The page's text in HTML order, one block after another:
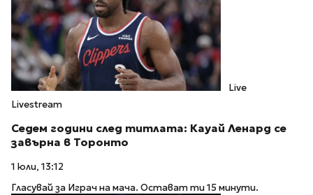
Live
Livestream
Седем години след титлата: Кауай Ленард се
завърна в Торонто
1 юли, 13:12
Гласувай за Играч на мача. Остават ти 15 минути.